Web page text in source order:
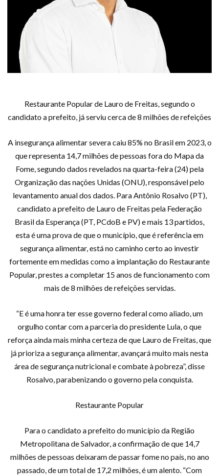
Restaurante Popular de Lauro de Freitas, segundo o
candidato a prefeito, já serviu cerca de 8 milhões de refeições
A insegurança alimentar severa caiu 85% no Brasil em 2023, o
que representa 14,7 milhões de pessoas fora do Mapa da
Fome, segundo dados revelados na quarta-feira (24) pela
Organização das nações Unidas (ONU), responsável pelo
levantamento anual dos dados. Para Antônio Rosalvo (PT),
candidato a prefeito de Lauro de Freitas pela Federação
Brasil da Esperança (PT, PCdoB e PV) e mais 13 partidos,
esta é uma prova de que o município, que é referência em
segurança alimentar, está no caminho certo ao investir
fortemente em medidas como a implantação do Restaurante
Popular, prestes a completar 15 anos de funcionamento com
mais de 8 milhões de refeições servidas.
“E é uma honra ter esse governo federal como aliado, um
orgulho contar com a parceria do presidente Lula, o que
reforça ainda mais minha certeza de que Lauro de Freitas, que
já prioriza a segurança alimentar, avançará muito mais nesta
área de segurança nutricional e combate à pobreza”, disse
Rosalvo, parabenizando o governo pela conquista.
Restaurante Popular
Para o candidato a prefeito do município da Região
Metropolitana de Salvador, a confirmação de que 14,7
milhões de pessoas deixaram de passar fome no país, no ano
passado, de um total de 17,2 milhões, é um alento. “Com